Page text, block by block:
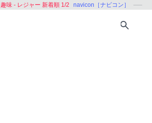
趣味 - レジャー 新着順 1/2 navicon［ナビコン］